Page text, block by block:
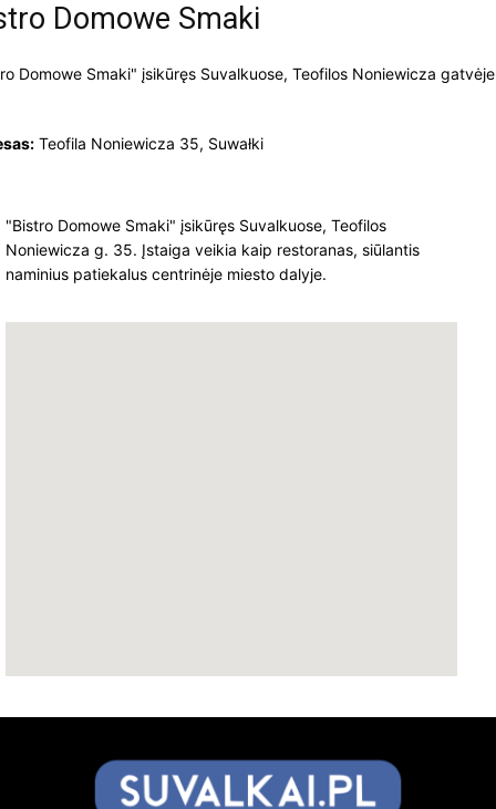
Domowe Smaki
Domowe Smaki" įsikūręs Suvalkuose, Teofilos Noniewicza gatvėje
Teofila Noniewicza 35, Suwałki
"Bistro Domowe Smaki" įsikūręs Suvalkuose, Teofilos
Noniewicza g. 35. Įstaiga veikia kaip restoranas, siūlantis
naminius patiekalus centrinėje miesto dalyje.